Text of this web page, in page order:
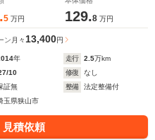
5 万円 129.8 万円
ン 月々 13,400円
年 走行 2.5万km
10 修復
なし
証無 整備
法定整備付
玉県狭山市
積依頼